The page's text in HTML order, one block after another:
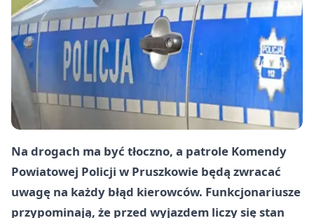
Na drogach ma być tłoczno, a patrole Komendy
Powiatowej Policji w Pruszkowie będą zwracać
uwagę na każdy błąd kierowców. Funkcjonariusze
przypominają, że przed wyjazdem liczy się stan